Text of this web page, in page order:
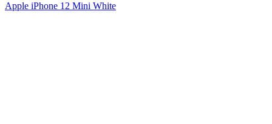
Apple iPhone 12 Mini White